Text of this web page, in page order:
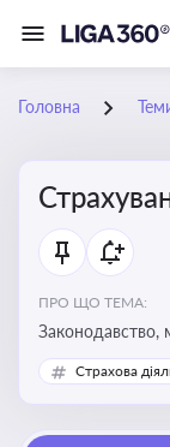
Головна
ПРО ЩО ТЕМА:
Законодавство,
визначають та
майна,
Страхова